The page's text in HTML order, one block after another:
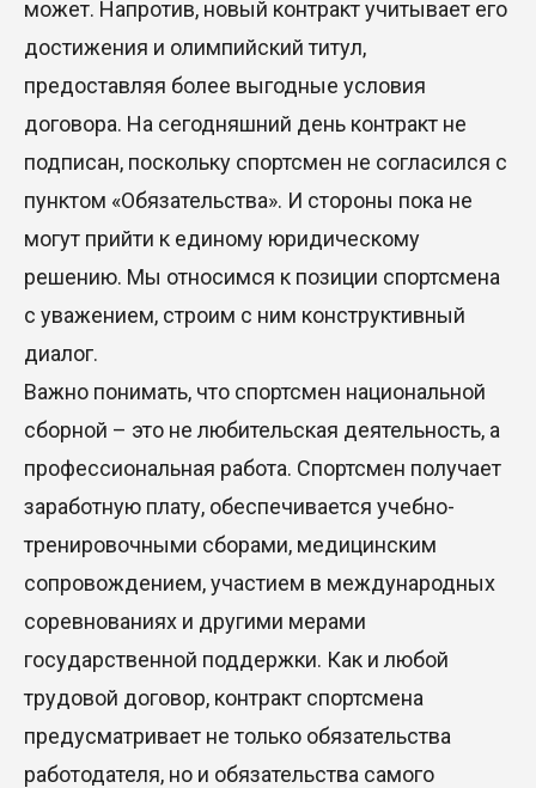
может. Напротив, новый контракт учитывает его
достижения и олимпийский титул,
предоставляя более выгодные условия
договора. На сегодняшний день контракт не
подписан, поскольку спортсмен не согласился с
пунктом «Обязательства». И стороны пока не
могут прийти к единому юридическому
решению. Мы относимся к позиции спортсмена
с уважением, строим с ним конструктивный
диалог.
Важно понимать, что спортсмен национальной
сборной – это не любительская деятельность, а
профессиональная работа. Спортсмен получает
заработную плату, обеспечивается учебно-
тренировочными сборами, медицинским
сопровождением, участием в международных
соревнованиях и другими мерами
государственной поддержки. Как и любой
трудовой договор, контракт спортсмена
предусматривает не только обязательства
работодателя, но и обязательства самого